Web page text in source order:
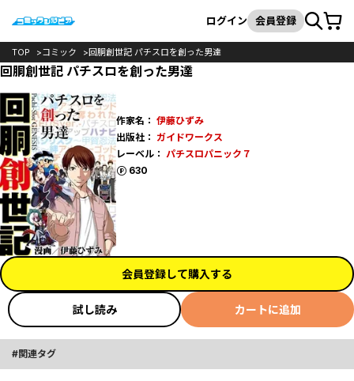
検索
ログイン 会員登録カート
TOP コミック 回胴創世記 パチスロを創った男達
回胴創世記 パチスロを創った男達
作家名： 伊藤ひずみ
出版社： ガイドワークス
レーベル： パチスロパニック７
630
ポイント
会員登録して購入する
試し読み カートに追加
関連タグ